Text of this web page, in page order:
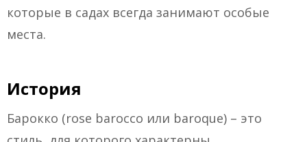
которые в садах всегда занимают особые
места.
История
Барокко (rose barocco или baroque) – это